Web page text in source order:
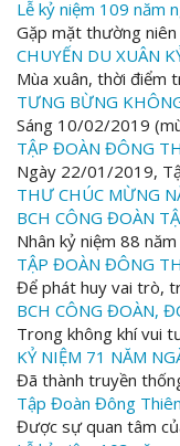
Lễ kỷ niệm 109 năm
Gặp mặt thường
CHUYẾN DU XUÂN
Mùa xuân, thời điểm
TƯNG BỪNG
Sáng 10/02/2019
TẬP ĐOÀN ĐÔNG
Ngày 22/01/2019,
THƯ CHÚC MỪNG
BCH CÔNG ĐOÀN
Nhân kỷ niệm 88
TẬP ĐOÀN ĐÔNG
Để phát huy vai trò,
BCH CÔNG ĐOÀN,
Trong không khí vui
KỶ NIỆM 71 NĂM
Đã thành truyền
Tập Đoàn Đông
Được sự quan tâm